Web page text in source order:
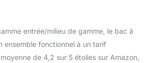
supplémentaire. Facile
à monter et à refermer,
il permet de garder le
entrée/milieu de gamme, le bac à
ensemble fonctionnel à un tarif
de 4,2 sur 5 étoiles sur Amazon,